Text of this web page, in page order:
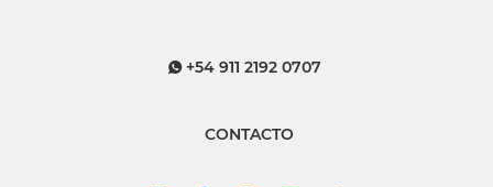
+54 911 2192 0707
CONTACTO